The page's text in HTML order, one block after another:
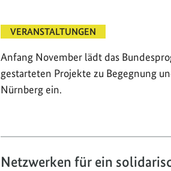
VERANSTALTUNGEN
Anfang November lädt das
gestarteten Projekte zu Begegnung
Nürnberg ein.
Netzwerken für ein